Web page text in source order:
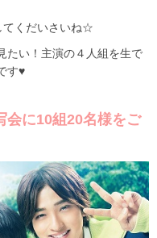
てくだいさいね☆
たい！主演の４人組を生で
す♥
会に10組20名様をご